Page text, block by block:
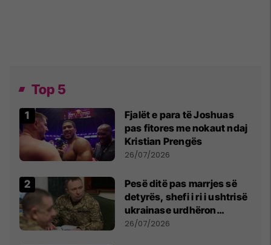
Top 5
Fjalët e para të Joshuas
pas fitores me nokaut ndaj
Kristian Prengës
26/07/2026
Pesë ditë pas marrjes së
detyrës, shefi i ri i ushtrisë
ukrainase urdhëron
kontroll të madh
26/07/2026